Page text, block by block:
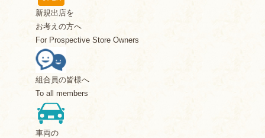
新規出店を
お考えの方へ
For Prospective Store Owners
組合員の皆様へ
To all members
車両の